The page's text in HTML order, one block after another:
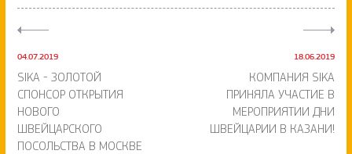
04.07.2019
SIKA - ЗОЛОТОЙ
СПОНСОР ОТКРЫТИЯ
НОВОГО
ШВЕЙЦАРСКОГО
ПОСОЛЬСТВА В МОСКВЕ
18.06.2019
КОМПАНИЯ SIKA
ПРИНЯЛА УЧАСТИЕ В
МЕРОПРИЯТИИ ДНИ
ШВЕЙЦАРИИ В КАЗАНИ!